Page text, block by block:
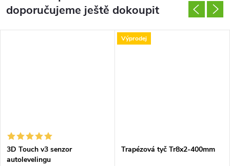
doporučujeme ještě dokoupit
3D Touch v3 senzor
autolevelingu
Výprodej
Trapézová tyč Tr8x2-400mm